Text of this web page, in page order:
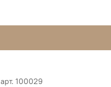
арт. 100029